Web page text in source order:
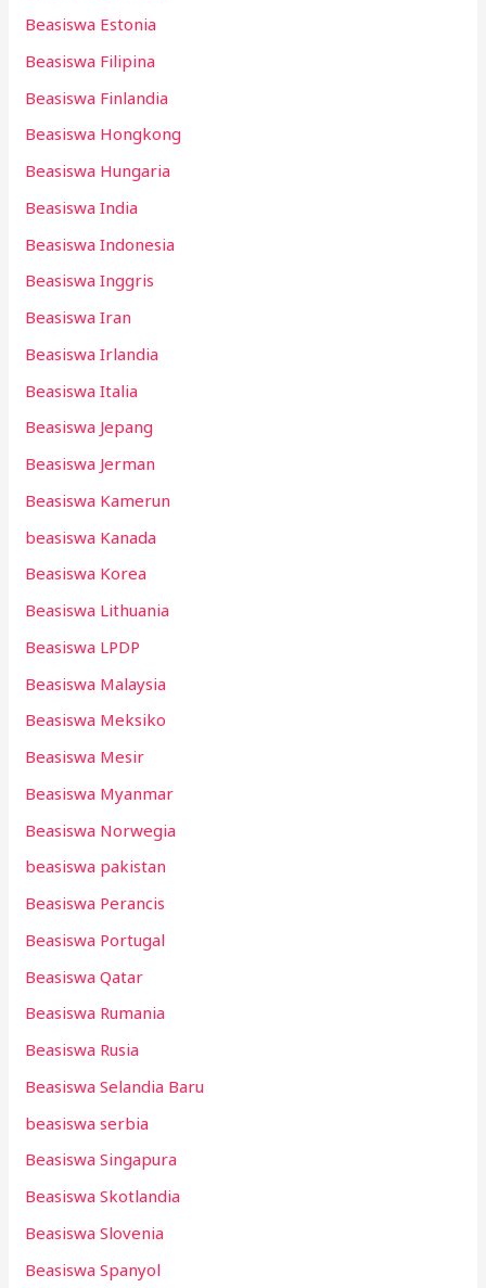
Beasiswa Estonia
Beasiswa Filipina
Beasiswa Finlandia
Beasiswa Hongkong
Beasiswa Hungaria
Beasiswa India
Beasiswa Indonesia
Beasiswa Inggris
Beasiswa Iran
Beasiswa Irlandia
Beasiswa Italia
Beasiswa Jepang
Beasiswa Jerman
Beasiswa Kamerun
beasiswa Kanada
Beasiswa Korea
Beasiswa Lithuania
Beasiswa LPDP
Beasiswa Malaysia
Beasiswa Meksiko
Beasiswa Mesir
Beasiswa Myanmar
Beasiswa Norwegia
beasiswa pakistan
Beasiswa Perancis
Beasiswa Portugal
Beasiswa Qatar
Beasiswa Rumania
Beasiswa Rusia
Beasiswa Selandia Baru
beasiswa serbia
Beasiswa Singapura
Beasiswa Skotlandia
Beasiswa Slovenia
Beasiswa Spanyol